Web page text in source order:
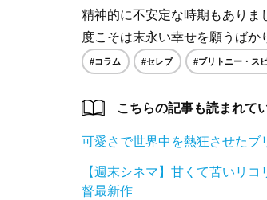
精神的に不安定な時期もありま
度こそは末永い幸せを願うばか
#コラム #セレブ #ブリトニー・ス
こちらの記事も読まれて
可愛さで世界中を熱狂させたブ
【週末シネマ】甘くて苦いリ
督最新作